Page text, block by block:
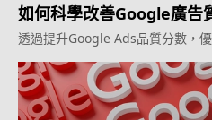
如何科學改善Google廣告
透過提升Google Ads品質分數，